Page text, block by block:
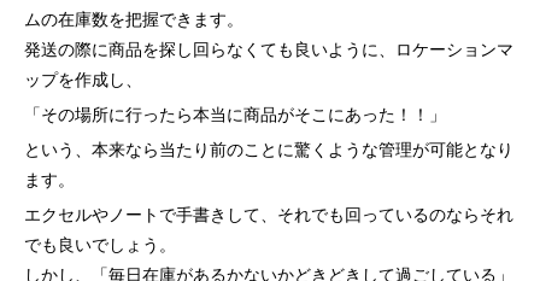
ムの在庫数を把握できます。
発送の際に商品を探し回らなくても良いように、ロケーションマ
ップを作成し、
「その場所に行ったら本当に商品がそこにあった！！」
という、本来なら当たり前のことに驚くような管理が可能となり
ます。
エクセルやノートで手書きして、それでも回っているのならそれ
でも良いでしょう。
しかし、「毎日在庫があるかないかどきどきして過ごしている」